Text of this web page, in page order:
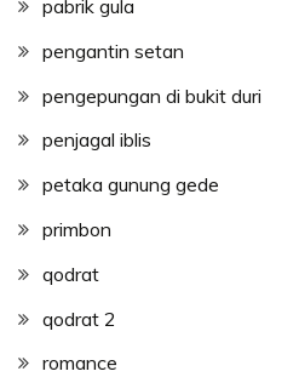
pabrik gula
pengantin setan
pengepungan di bukit duri
penjagal iblis
petaka gunung gede
primbon
qodrat
qodrat 2
romance